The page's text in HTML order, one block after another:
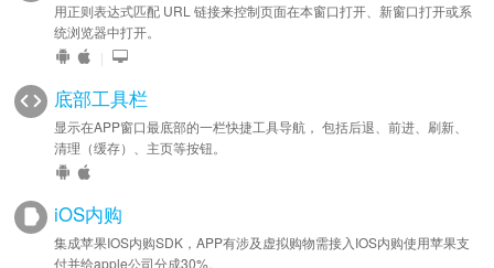
用正则表达式匹配 URL 链接来控制页面在本窗口打开、新窗口打开或系
统浏览器中打开。
|
底部工具栏
显示在APP窗口最底部的一栏快捷工具导航， 包括后退、前进、刷新、
清理（缓存）、主页等按钮。
iOS内购
集成苹果IOS内购SDK，APP有涉及虚拟购物需接入IOS内购使用苹果支
付并给apple公司分成30%。